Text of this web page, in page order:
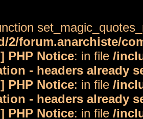
2/forum.anarchiste/
PHP Notice: in file /
- headers already
PHP Notice: in file /
- headers already
PHP Notice: in file /